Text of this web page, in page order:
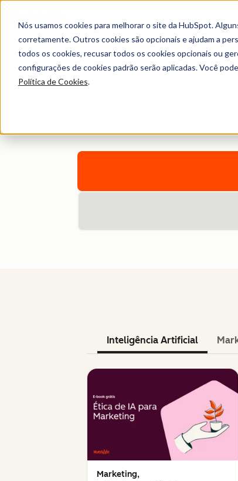
Nós usamos cookies para melhorar o site da HubSpot.
corretamente. Outros cookies são opcionais e ajudam a
todos os cookies, recusar todos os cookies opcionais ou
configurações de cookies padrão serão aplicadas. Você
Política de Cookies.
Navegue por ebooks,
Inteligência Artificial
Marketing,